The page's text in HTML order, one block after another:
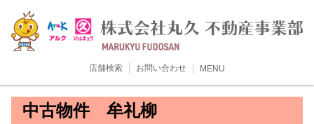
店舗検索 お問い合わせ MENU
中古物件 牟礼柳